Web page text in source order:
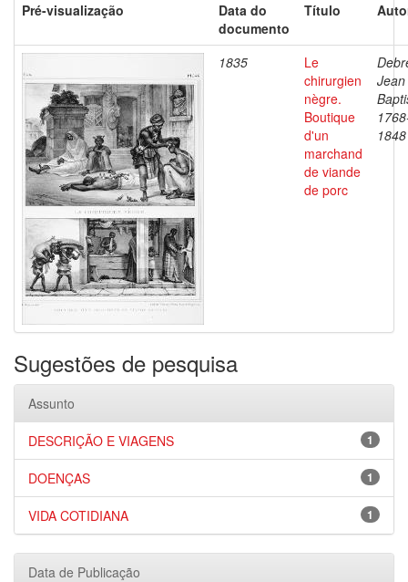
Pré-visualização
Data do
documento
Título
1835
Le
chirurgien
nègre.
Boutique
d'un
marchand
de viande
de porc
Jean
1848
Sugestões de pesquisa
Assunto
1
DESCRIÇÃO E VIAGENS
1
DOENÇAS
1
VIDA COTIDIANA
Data de Publicação